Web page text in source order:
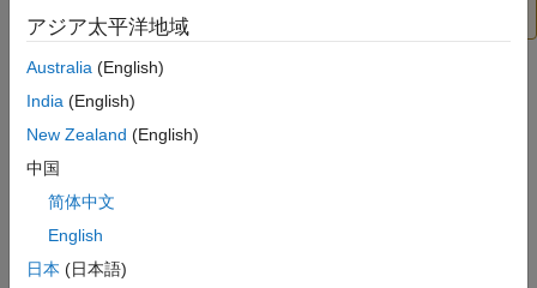
す。
MATLAB 関数への外部呼び出し
ています。外部関数の詳細は、
用 を参照してください。
実行時チェックを無効にする場合
アジア太平洋地域
Australia (English)
India (English)
New Zealand (English)
中国
简体中文
English
日本 (日本語)